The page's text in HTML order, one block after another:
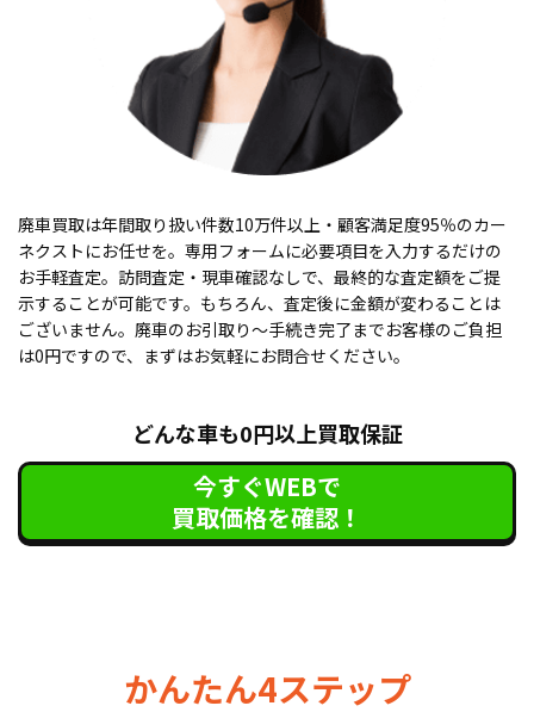
廃車買取は年間取り扱い件数10万件以上・顧客満足度95％のカー
ネクストにお任せを。専用フォームに必要項目を入力するだけの
お手軽査定。訪問査定・現車確認なしで、最終的な査定額をご提
示することが可能です。もちろん、査定後に金額が変わることは
ございません。廃車のお引取り〜手続き完了までお客様のご負担
は0円ですので、まずはお気軽にお問合せください。
どんな車も0円以上買取保証
今すぐWEBで
買取価格を確認！
かんたん4ステップ